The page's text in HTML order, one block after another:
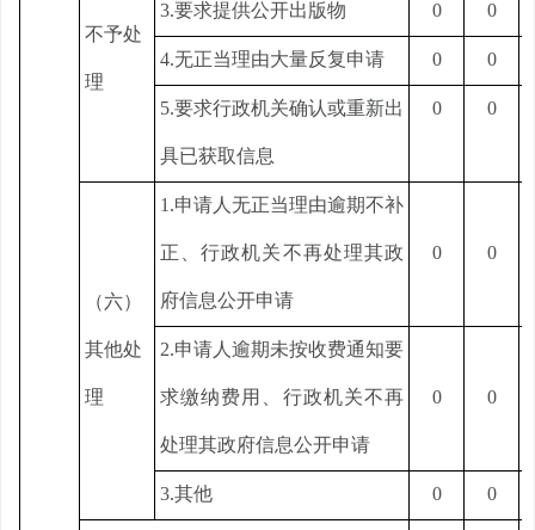
不予处
理
3.要求提供公开出版物 0 0
4.无正当理由大量反复申请 0 0
5.要求行政机关确认或重新出
具已获取信息
0 0
（六）
其他处
理
1.申请人无正当理由逾期不补
正、行政机关不再处理其政
府信息公开申请
0 0
2.申请人逾期未按收费通知要
求缴纳费用、行政机关不再
处理其政府信息公开申请
0 0
3.其他 0 0